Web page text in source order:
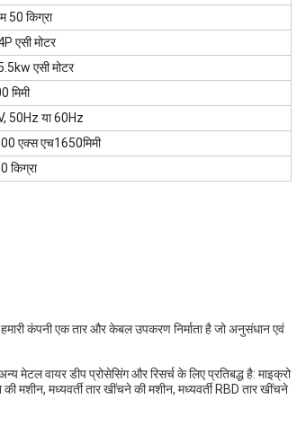
50 किग्रा
एसी मोटर
एसी मोटर
मिमी
50Hz या 60Hz
एक्स एच1650मिमी
किग्रा
कंपनी एक तार और केबल उपकरण निर्माता है जो अनुसंधान एवं
मेटल वायर डीप प्रोसेसिंग और रिसर्च के लिए प्रतिबद्ध है: माइक्रो
मशीन, मध्यवर्ती तार खींचने की मशीन, मध्यवर्ती RBD तार खींचने